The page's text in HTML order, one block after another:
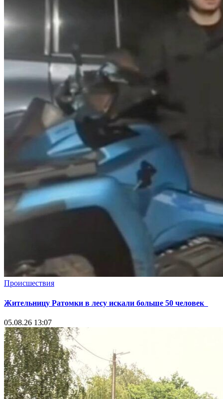
Происшествия
Жительницу Ратомки в лесу искали больше 50 человек
05.08.26 13:07